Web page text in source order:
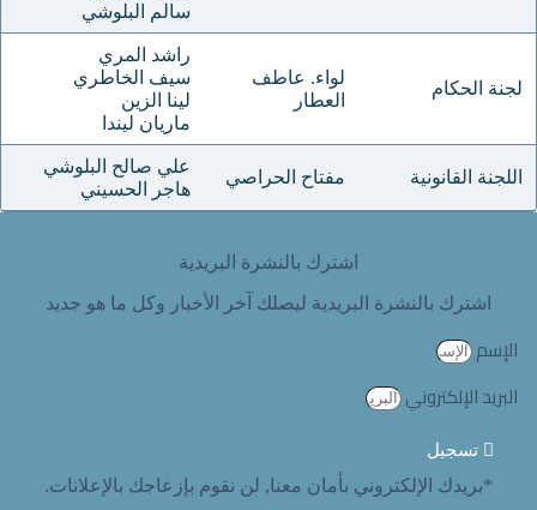
سالم البلوشي
لجنة الحكام
لواء. عاطف
العطار
راشد المري
سيف الخاطري
لينا الزين
ماريان ليندا
اللجنة القانونية مفتاح الحراصي
علي صالح البلوشي
هاجر الحسيني
اشترك بالنشرة البريدية
اشترك بالنشرة البريدية ليصلك آخر الأخبار وكل ما هو جديد
الإسم
البريد الإلكتروني
تسجيل
*بريدك الإلكتروني بأمان معنا, لن نقوم بإزعاجك بالإعلانات.